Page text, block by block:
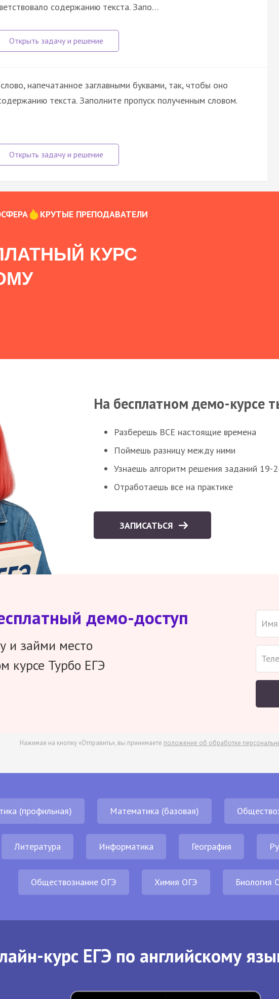
содержанию текста. Запо…
напечатанное заглавными буквами, так, чтобы оно
текста. Заполните пропуск полученным словом.
КРУТЫЕ ПРЕПОДАВАТЕЛИ
КУРС
На бесплатном демо-курсе
Разберешь ВСЕ настоящие времена
Поймешь разницу между ними
Узнаешь алгоритм решения заданий 19-
Отработаешь все на практике
ЗАПИСАТЬСЯ
демо-доступ
и займи место
курсе Турбо ЕГЭ
Нажимая на кнопку «Отправить», вы принимаете положение об обработке
(профильная) Математика (базовая)
Литература Информатика География
Обществознание ОГЭ Химия ОГЭ Биология
курс ЕГЭ по английскому